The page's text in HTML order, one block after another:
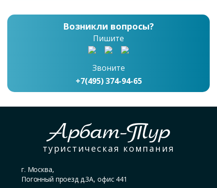
Возникли вопросы?
Пишите
Звоните
+7(495) 374-94-65
Арбат-Тур
туристическая компания
г. Москва,
Погонный проезд д.3А, офис 441